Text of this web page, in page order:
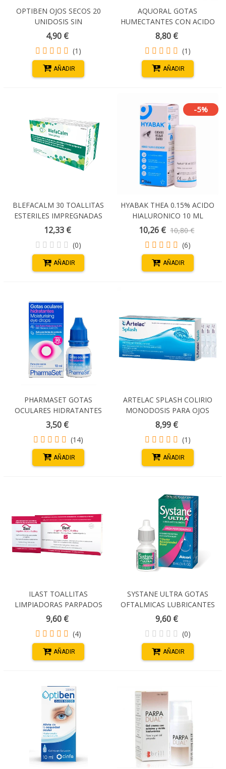
OPTIBEN OJOS SECOS 20
UNIDOSIS SIN
CONSERVANTES
4,90 €
(1)
AÑADIR
AQUORAL GOTAS
HUMECTANTES CON ACIDO
HIALURONICO 0.4% 20
UNIDADES MONODOSIS
8,80 €
(1)
AÑADIR
BLEFACALM 30 TOALLITAS
ESTERILES IMPREGNADAS
12,33 €
(0)
AÑADIR
-5%
HYABAK THEA 0.15% ACIDO
HIALURONICO 10 ML
10,26 € 10,80 €
(6)
AÑADIR
PHARMASET GOTAS
OCULARES HIDRATANTES
10 ML
3,50 €
(14)
AÑADIR
ARTELAC SPLASH COLIRIO
MONODOSIS PARA OJOS
SECOS 0.5 ML X 30
UNIDOSIS
8,99 €
(1)
AÑADIR
ILAST TOALLITAS
LIMPIADORAS PARPADOS
PESTAÑAS Y CARA 20
UNIDADES
9,60 €
(4)
AÑADIR
SYSTANE ULTRA GOTAS
OFTALMICAS LUBRICANTES
10 ML.
9,60 €
(0)
AÑADIR